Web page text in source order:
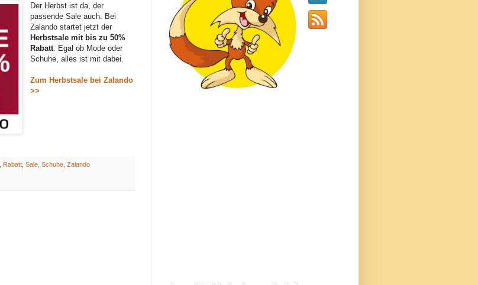
Der Herbst ist da, der
passende Sale auch. Bei
Zalando startet jetzt der
Herbstsale mit bis zu 50%
Rabatt . Egal ob Mode oder
Schuhe, alles ist mit dabei.
Zum Herbstsale bei Zalando
>>
Rabatt, Sale, Schuhe, Zalando